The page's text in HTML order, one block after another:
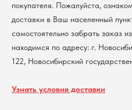
покупателя. Пожалуйста,
доставки в Ваш населенный
самостоятельно забрать заказ
находимся по адресу: г.
122, Новосибирский
Узнать условия доставки
@2026 Новосибирский государственный университет.
Политика обработки персональных данных
Согласие на обработку персональных данных